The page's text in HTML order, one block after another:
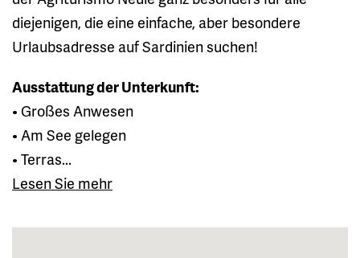
diejenigen, die eine einfache, aber besondere
Urlaubsadresse auf Sardinien suchen!
Ausstattung der Unterkunft:
• Großes Anwesen
• Am See gelegen
• Terras...
Lesen Sie mehr